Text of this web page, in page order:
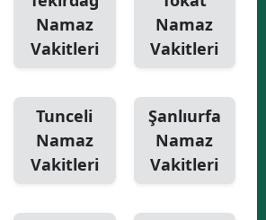
Namaz
Vakitleri
Namaz
Vakitleri
Tunceli
Namaz
Vakitleri
Şanlıurfa
Namaz
Vakitleri